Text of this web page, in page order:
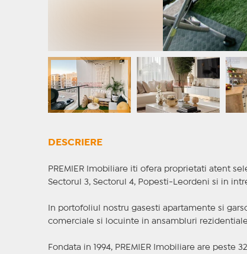
DESCRIERE
PREMIER Imobiliare iti ofera proprietati atent
Sectorul 3, Sectorul 4, Popesti-Leordeni si in
In portofoliul nostru gasesti apartamente si
comerciale si locuinte in ansambluri
Fondata in 1994, PREMIER Imobiliare are